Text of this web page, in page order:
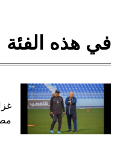
في هذه الفئة